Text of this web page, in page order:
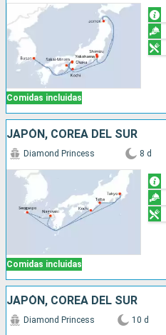
Comidas incluidas
JAPÓN, COREA DEL SUR
Comidas incluidas
Diamond Princess 8 d
JAPÓN, COREA DEL SUR
Diamond Princess 10 d